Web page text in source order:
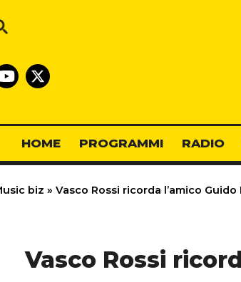
HOME PROGRAMMI RADIO
biz » Vasco Rossi ricorda l’amico
Vasco Rossi